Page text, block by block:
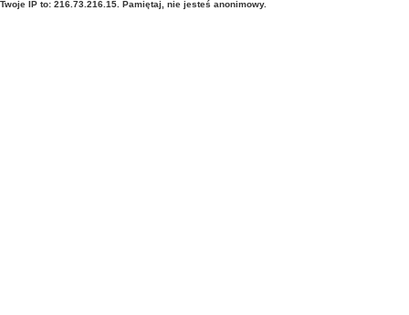
Twoje IP to: 216.73.216.15. Pamiętaj, nie jesteś anonimowy.